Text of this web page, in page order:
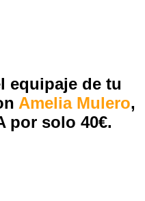
equipaje de tu
Amelia Mulero,
por solo 40€.